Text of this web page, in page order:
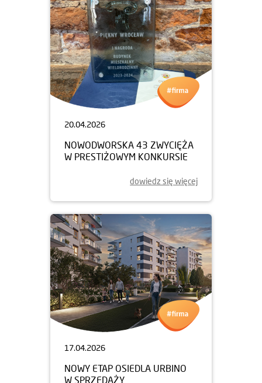
20.04.2026
NOWODWORSKA 43 ZWYCIĘŻA
W PRESTIŻOWYM KONKURSIE
dowiedz się więcej
17.04.2026
NOWY ETAP OSIEDLA URBINO
W SPRZEDAŻY